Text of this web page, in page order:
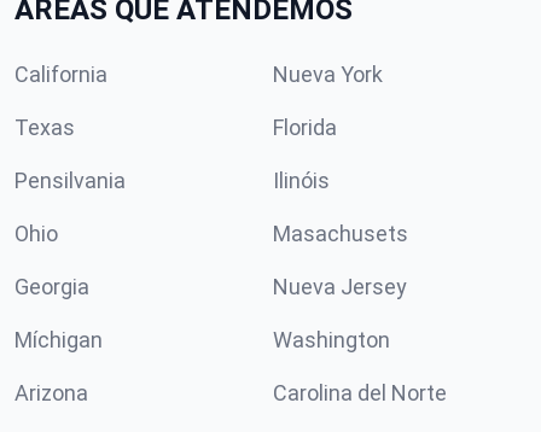
ÁREAS QUE ATENDEMOS
California Nueva York
Texas Florida
Pensilvania Ilinóis
Ohio Masachusets
Georgia Nueva Jersey
Míchigan Washington
Arizona Carolina del Norte